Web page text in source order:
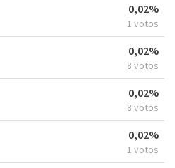
0,02%
1 votos
0,02%
8 votos
0,02%
8 votos
0,02%
1 votos